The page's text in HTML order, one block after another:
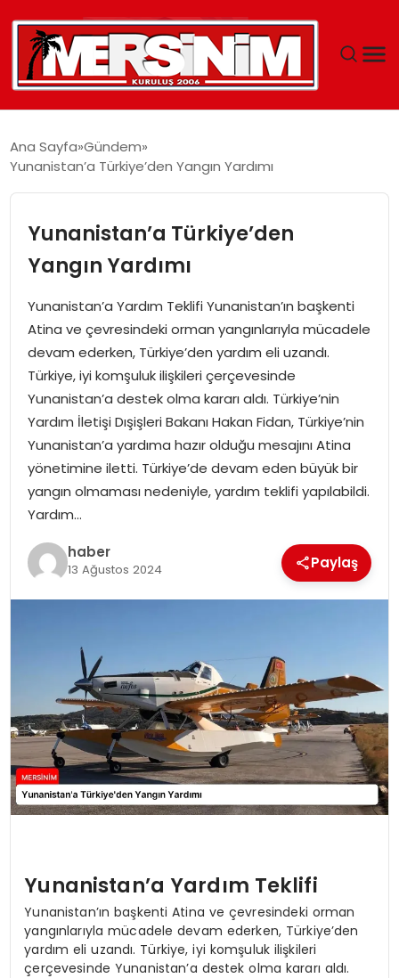
GÜNCEL
SAĞLIK
EĞITIM
SPOR
EKONOMI
MAGAZIN
DÜNYA
OTOMOBIL
Ana Sayfa Gündem
Yunanistan’a Türkiye’den Yangın Yardımı
Yunanistan’a Türkiye’den
Yangın Yardımı
Yunanistan’a Yardım Teklifi Yunanistan’ın başkenti
Atina ve çevresindeki orman yangınlarıyla mücadele
devam ederken, Türkiye’den yardım eli uzandı.
Türkiye, iyi komşuluk ilişkileri çerçevesinde
Yunanistan’a destek olma kararı aldı. Türkiye’nin
Yardım İletişi Dışişleri Bakanı Hakan Fidan, Türkiye’nin
Yunanistan’a yardıma hazır olduğu mesajını Atina
yönetimine iletti. Türkiye’de devam eden büyük bir
yangın olmaması nedeniyle, yardım teklifi yapılabildi.
Yardım…
haber
13 Ağustos 2024 Paylaş
Yunanistan’a Yardım Teklifi
Yunanistan’ın başkenti Atina ve çevresindeki orman
yangınlarıyla mücadele devam ederken, Türkiye’den
yardım eli uzandı. Türkiye, iyi komşuluk ilişkileri
çerçevesinde Yunanistan’a destek olma kararı aldı.